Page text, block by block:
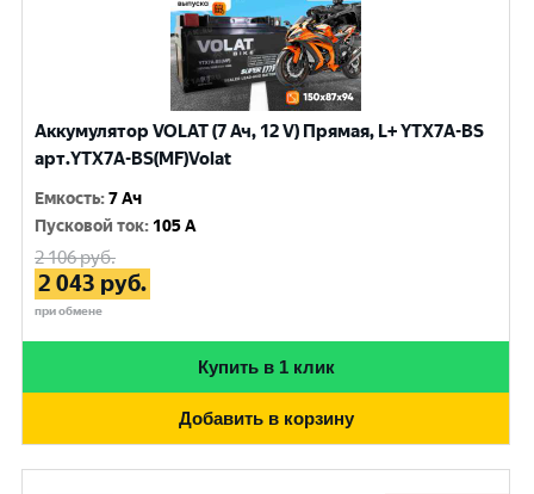
Аккумулятор VOLAT (7 Ач, 12 V) Прямая, L+ YTX7A-BS
арт.YTX7A-BS(MF)Volat
Емкость:7 Ач
Пусковой ток: 105 A
2 106руб.
2 043 руб.
при обмене
Купить в 1 клик
Добавить в корзину